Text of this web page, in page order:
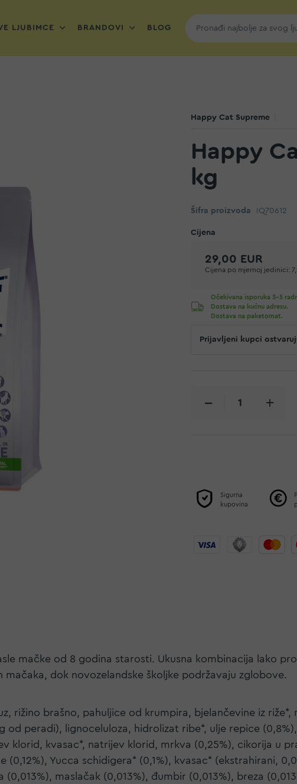
LJUBIMCE BRANDOVI BLOG
Happy Cat Supreme
Happy
kg
Šifra proizvoda IQ70612
29,00 EUR
Cijena po mjernoj jedinici:
Očekivana isporuka 3-5
Dostava na kućnu adresu.
Dostava na paketomat.
Prijavljeni kupci
Sigurna
kupovina
mačke od 8 godina starosti. Ukusna kombinacija lako
dok novozelandske školjke podržavaju zglobove.
rižino brašno, pahuljice od krumpira, bjelančevine iz riže*,
peradi), lignoceluloza, hidrolizat ribe*, ulje repice
klorid, kvasac*, natrijev klorid, mrkva (0,25%), cikorija u
(0,12%), Yucca schidigera* (0,1%), kvasac* (ekstrahirani,
maslačak (0,013%), đumbir (0,013%), breza